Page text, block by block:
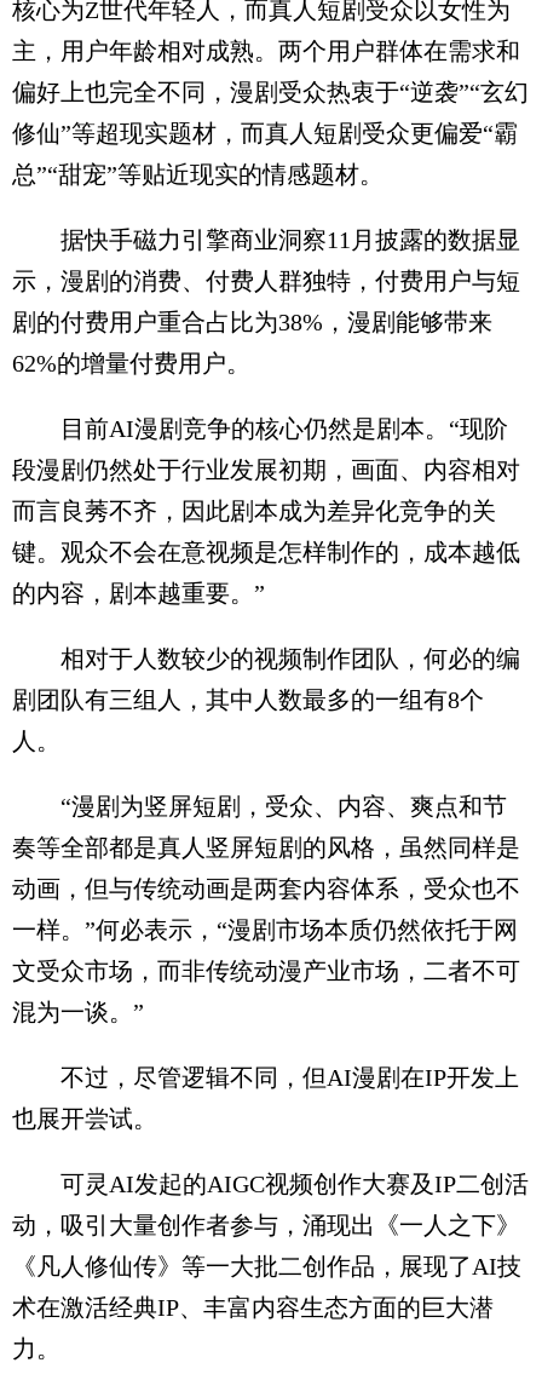
核心为Z世代年轻人，而真人短剧受众以女性为
主，用户年龄相对成熟。两个用户群体在需求和
偏好上也完全不同，漫剧受众热衷于“逆袭”“玄幻
修仙”等超现实题材，而真人短剧受众更偏爱“霸
总”“甜宠”等贴近现实的情感题材。
据快手磁力引擎商业洞察11月披露的数据显
示，漫剧的消费、付费人群独特，付费用户与短
剧的付费用户重合占比为38%，漫剧能够带来
62%的增量付费用户。
目前AI漫剧竞争的核心仍然是剧本。“现阶
段漫剧仍然处于行业发展初期，画面、内容相对
而言良莠不齐，因此剧本成为差异化竞争的关
键。观众不会在意视频是怎样制作的，成本越低
的内容，剧本越重要。”
相对于人数较少的视频制作团队，何必的编
剧团队有三组人，其中人数最多的一组有8个
人。
“漫剧为竖屏短剧，受众、内容、爽点和节
奏等全部都是真人竖屏短剧的风格，虽然同样是
动画，但与传统动画是两套内容体系，受众也不
一样。”何必表示，“漫剧市场本质仍然依托于网
文受众市场，而非传统动漫产业市场，二者不可
混为一谈。”
不过，尽管逻辑不同，但AI漫剧在IP开发上
也展开尝试。
可灵AI发起的AIGC视频创作大赛及IP二创活
动，吸引大量创作者参与，涌现出《一人之下》
《凡人修仙传》等一大批二创作品，展现了AI技
术在激活经典IP、丰富内容生态方面的巨大潜
力。